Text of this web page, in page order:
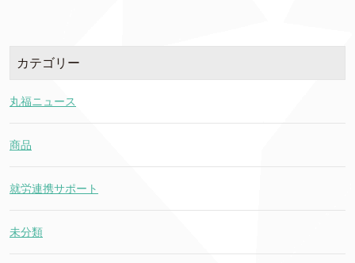
カテゴリー
丸福ニュース
商品
就労連携サポート
未分類